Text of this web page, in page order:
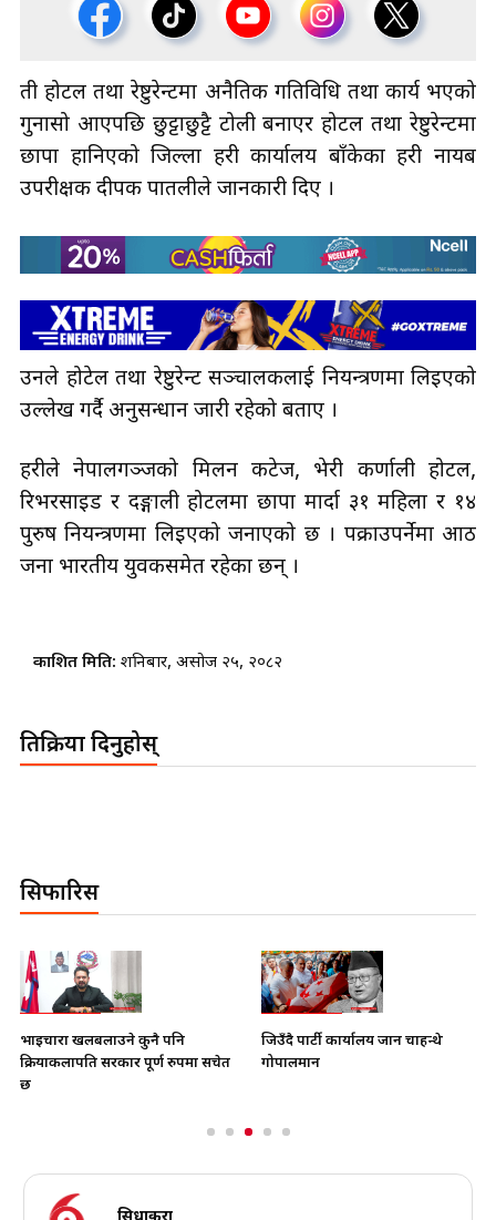
ती होटल तथा रेष्टुरेन्टमा अनैतिक गतिविधि तथा कार्य भएको
गुनासो आएपछि छुट्टाछुट्टै टोली बनाएर होटल तथा रेष्टुरेन्टमा
छापा हानिएको जिल्ला प्रहरी कार्यालय बाँकेका प्रहरी नायब
उपरीक्षक दीपक पातलीले जानकारी दिए ।
उनले होटेल तथा रेष्टुरेन्ट सञ्चालकलाई नियन्त्रणमा लिइएको
उल्लेख गर्दै अनुसन्धान जारी रहेको बताए ।
प्रहरीले नेपालगञ्जको मिलन कटेज, भेरी कर्णाली होटल,
रिभरसाइड र दङ्गाली होटलमा छापा मार्दा ३१ महिला र १४
पुरुष नियन्त्रणमा लिइएको जनाएको छ । पक्राउपर्नेमा आठ
जना भारतीय युवकसमेत रहेका छन् ।
प्रकाशित मिति: शनिबार, असोज २५, २०८२
प्रतिक्रिया दिनुहोस्
सिफारिस
भाइचारा खलबलाउने कुनै पनि
क्रियाकलापप्रति सरकार पूर्ण रुपमा सचेत
छ
जिउँदै पार्टी कार्यालय जान चाहन्थे
गोपालमान